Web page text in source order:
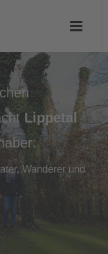
Lippetal
Wanderer und